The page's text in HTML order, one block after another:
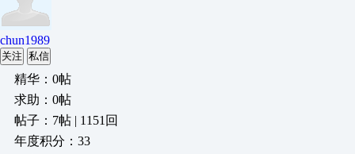
chun1989
关注 私信
精华：0帖
求助：0帖
帖子：7帖 | 1151回
年度积分：33